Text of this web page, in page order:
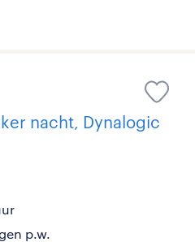
nacht, Dynalogic
p.w.